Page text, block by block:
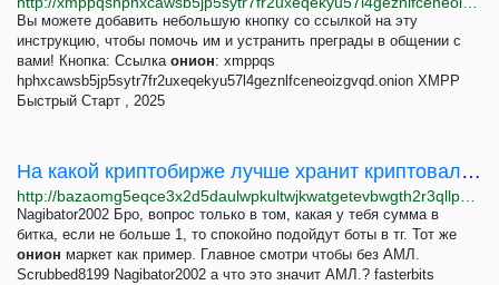
Вы можете добавить небольшую кнопку со ссылкой на эту
инструкцию, чтобы помочь им и устранить преграды в общении с
вами! Кнопка: Ссылка онион: xmppqs
hphxcawsb5jp5sytr7fr2uxeqekyu57l4geznlfceneoizgvqd.onion XMPP
Быстрый Старт , 2025
На какой криптобирже лучше хранит криптовалюту? - BAZA!
Nagibator2002 Бро, вопрос только в том, какая у тебя сумма в
битка, если не больше 1, то спокойно подойдут боты в тг. Тот же
онион маркет как пример. Главное смотри чтобы без АМЛ.
Scrubbed8199 Nagibator2002 а что это значит АМЛ.? fasterbits